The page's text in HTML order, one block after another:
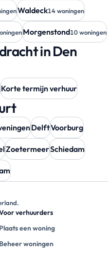
Waldeck14 woningen
Morgenstond10 woningen
in Den
Korte termijn verhuur
DelftVoorburg
ZoetermeerSchiedam
verhuurders
Plaats een woning
Beheer woningen